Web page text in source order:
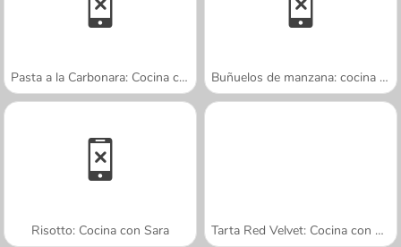
Pasta a la Carbonara: Cocina con Sara Buñuelos de manzana: cocina con Sara
Risotto: Cocina con Sara Tarta Red Velvet: Cocina con Sara